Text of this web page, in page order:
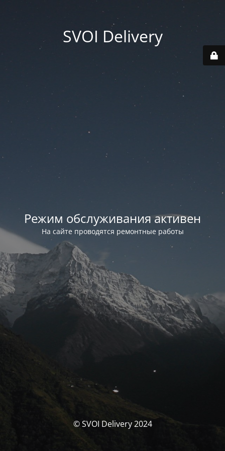
SVOI Delivery
Режим обслуживания активен
На сайте проводятся ремонтные работы
© SVOI Delivery 2024